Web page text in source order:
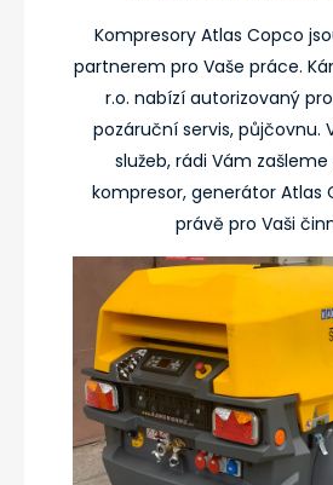
Kompresory Atlas Copco
partnerem pro Vaše práce.
r.o. nabízí autorizovaný
pozáruční servis, půjčovnu.
služeb, rádi Vám
kompresor, generátor Atlas
právě pro Vaši